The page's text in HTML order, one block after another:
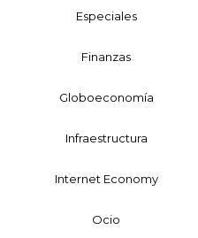
Especiales
Finanzas
Globoeconomía
Infraestructura
Internet Economy
Ocio